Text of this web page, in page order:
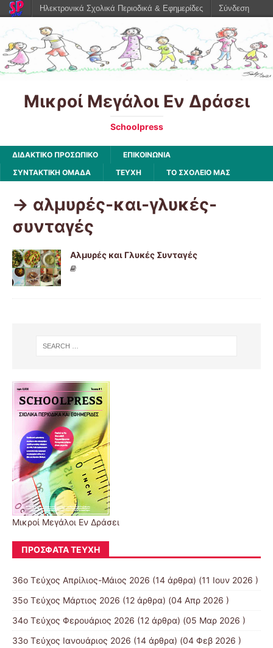
Μικροί Μεγάλοι Εν Δράσει
Schoolpress
ΔΙΔΑΚΤΙΚΟ ΠΡΟΣΩΠΙΚΟ
ΕΠΙΚΟΙΝΩΝΙΑ
ΣΥΝΤΑΚΤΙΚΗ ΟΜΑΔΑ
ΤΕΥΧΗ ΤΟ ΣΧΟΛΕΙΟ ΜΑΣ
-> αλμυρές-και-γλυκές-
συνταγές
Αλμυρές και Γλυκές Συνταγές
Μικροί Μεγάλοι Εν Δράσει
ΠΡΌΣΦΑΤΑ ΤΕΎΧΗ
36ο Τεύχος Απρίλιος-Μάιος 2026 (14 άρθρα) (11 Ιουν 2026 )
35ο Τεύχος Μάρτιος 2026 (12 άρθρα) (04 Απρ 2026 )
34ο Τεύχος Φερουάριος 2026 (12 άρθρα) (05 Μαρ 2026 )
33ο Τεύχος Ιανουάριος 2026 (14 άρθρα) (04 Φεβ 2026 )
Ηλεκτρονικά Σχολικά Περιοδικά & Εφημερίδες Σύνδεση